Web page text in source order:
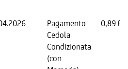
Pagamento
Cedola
Condizionata
(con
0,89